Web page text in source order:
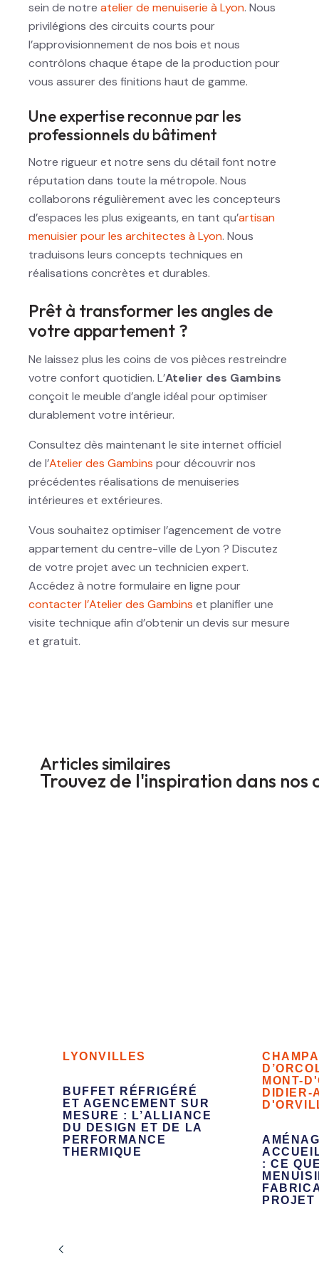
sein de notre atelier de menuiserie à Lyon. Nous
privilégions des circuits courts pour
l’approvisionnement de nos bois et nous
contrôlons chaque étape de la production pour
vous assurer des finitions haut de gamme.
Une expertise reconnue par les
professionnels du bâtiment
Notre rigueur et notre sens du détail font notre
réputation dans toute la métropole. Nous
collaborons régulièrement avec les concepteurs
d’espaces les plus exigeants, en tant qu’artisan
menuisier pour les architectes à Lyon. Nous
traduisons leurs concepts techniques en
réalisations concrètes et durables.
Prêt à transformer les angles de
votre appartement ?
Ne laissez plus les coins de vos pièces restreindre
votre confort quotidien. L’Atelier des Gambins
conçoit le meuble d’angle idéal pour optimiser
durablement votre intérieur.
Consultez dès maintenant le site internet officiel
de l’Atelier des Gambins pour découvrir nos
précédentes réalisations de menuiseries
intérieures et extérieures.
Vous souhaitez optimiser l’agencement de votre
appartement du centre-ville de Lyon ? Discutez
de votre projet avec un technicien expert.
Accédez à notre formulaire en ligne pour
contacter l’Atelier des Gambins et planifier une
visite technique afin d’obtenir un devis sur mesure
et gratuit.
Articles similaires
Trouvez de l'inspiration dans nos
LYONVILLES
BUFFET RÉFRIGÉRÉ
ET AGENCEMENT SUR
MESURE : L’ALLIANCE
DU DESIGN ET DE LA
PERFORMANCE
THERMIQUE
D’OR
MONT-
DIDIER-
D'OR
: CE